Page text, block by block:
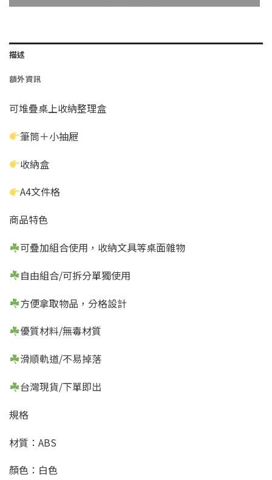
描述
額外資訊
可堆疊桌上收納整理盒
筆筒＋小抽屜
收納盒
A4文件格
商品特色
可疊加組合使用，收納文具等桌面雜物
自由組合/可拆分單獨使用
方便拿取物品，分格設計
優質材料/無毒材質
滑順軌道/不易掉落
台灣現貨/下單即出
規格
材質：ABS
顏色：白色